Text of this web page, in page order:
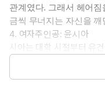
관계였다. 그래서 헤어
금씩 무너지는 자신을
4. 여자주인공: 윤시아
시아는 대학 시절부터 유
햇수로 3년째. 엉뚱한 오
은밀한 관계를 맺게 된다.